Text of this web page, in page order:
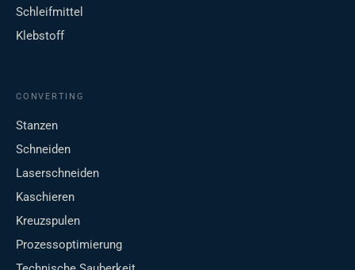
Schleifmittel
Klebstoff
CONVERTING
Stanzen
Schneiden
Laserschneiden
Kaschieren
Kreuzspulen
Prozessoptimierung